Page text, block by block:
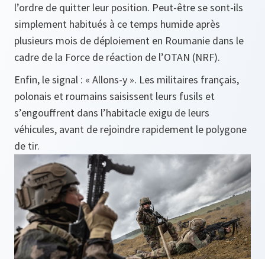
l’ordre de quitter leur position. Peut-être se sont-ils
simplement habitués à ce temps humide après
plusieurs mois de déploiement en Roumanie dans le
cadre de la Force de réaction de l’OTAN (NRF).
Enfin, le signal : « Allons-y ». Les militaires français,
polonais et roumains saisissent leurs fusils et
s’engouffrent dans l’habitacle exigu de leurs
véhicules, avant de rejoindre rapidement le polygone
de tir.